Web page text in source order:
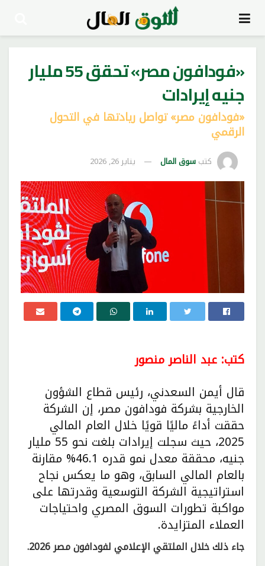
«فودافون مصر» تحقق 55 مليار
جنيه إيرادات
«فودافون مصر» تواصل ريادتها في التحول
الرقمي
كتب سوق المال يناير 26, 2026
كتب: عبد الناصر منصور
قال أيمن السعدني، رئيس قطاع الشؤون
الخارجية بشركة فودافون مصر، إن الشركة
حققت أداءً ماليًا قويًا خلال العام المالي
2025، حيث سجلت إيرادات بلغت نحو 55 مليار
جنيه، محققة معدل نمو قدره 46.1% مقارنة
بالعام المالي السابق، وهو ما يعكس نجاح
استراتيجية الشركة التوسعية وقدرتها على
مواكبة تطورات السوق المصري واحتياجات
العملاء المتزايدة.
جاء ذلك خلال الملتقي الإعلامي لفودافون مصر 2026.